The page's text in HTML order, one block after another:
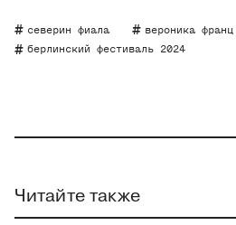
северин фиала вероника франц
берлинский фестиваль 2024
Читайте также